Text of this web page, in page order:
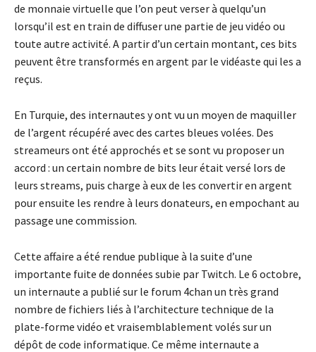
de monnaie virtuelle que l’on peut verser à quelqu’un
lorsqu’il est en train de diffuser une partie de jeu vidéo ou
toute autre activité. A partir d’un certain montant, ces bits
peuvent être transformés en argent par le vidéaste qui les a
reçus.
En Turquie, des internautes y ont vu un moyen de maquiller
de l’argent récupéré avec des cartes bleues volées. Des
streameurs ont été approchés et se sont vu proposer un
accord : un certain nombre de bits leur était versé lors de
leurs streams, puis charge à eux de les convertir en argent
pour ensuite les rendre à leurs donateurs, en empochant au
passage une commission.
Cette affaire a été rendue publique à la suite d’une
importante fuite de données subie par Twitch. Le 6 octobre,
un internaute a publié sur le forum 4chan un très grand
nombre de fichiers liés à l’architecture technique de la
plate-forme vidéo et vraisemblablement volés sur un
dépôt de code informatique. Ce même internaute a